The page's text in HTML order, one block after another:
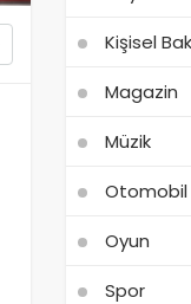
Kişisel
Magazin
Müzik
Otomobil
Oyun
Spor